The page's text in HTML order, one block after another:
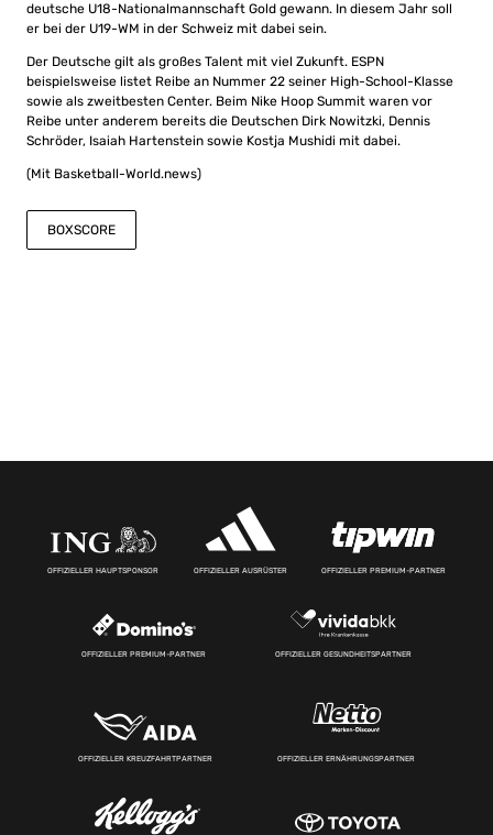
deutsche U18-Nationalmannschaft Gold gewann. In diesem Jahr soll
er bei der U19-WM in der Schweiz mit dabei sein.
Der Deutsche gilt als großes Talent mit viel Zukunft. ESPN
beispielsweise listet Reibe an Nummer 22 seiner High-School-Klasse
sowie als zweitbesten Center. Beim Nike Hoop Summit waren vor
Reibe unter anderem bereits die Deutschen Dirk Nowitzki, Dennis
Schröder, Isaiah Hartenstein sowie Kostja Mushidi mit dabei.
(Mit Basketball-World.news)
BOXSCORE
OFFIZIELLER HAUPTSPONSOR OFFIZIELLER AUSRÜSTER OFFIZIELLER PREMIUM-PARTNER
OFFIZIELLER PREMIUM-PARTNER OFFIZIELLER GESUNDHEITSPARTNER
OFFIZIELLER KREUZFAHRTPARTNER OFFIZIELLER ERNÄHRUNGSPARTNER